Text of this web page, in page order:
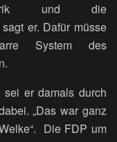
und die
er. Dafür müsse
System des
er damals durch
„Das war ganz
Die FDP um